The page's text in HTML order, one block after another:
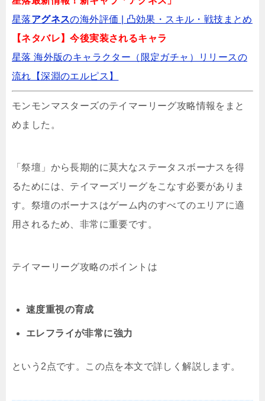
イーヴルテイルズの戦技修行はどこから強化
すべき？レベル上限は？
イーヴルテイルズの珍品の育成優先順位とTier
星落アグネスの海外評価 | 凸効果・スキル・戦技まとめ️
【ネタバレ】今後実装されるキャラ
星落 海外版のキャラクター（限定ガチャ）リリースの
流れ【深淵のエルピス】
モンモンマスターズのテイマーリーグ攻略情報をまと
めました。
「祭壇」から長期的に莫大なステータスボーナスを得
るためには、テイマーズリーグをこなす必要がありま
す。祭壇のボーナスはゲーム内のすべてのエリアに適
用されるため、非常に重要です。
テイマーリーグ攻略のポイントは
速度重視の育成
エレフライが非常に強力
という2点です。この点を本文で詳しく解説します。